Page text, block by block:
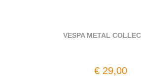
VESPA METAL
€ 29,00